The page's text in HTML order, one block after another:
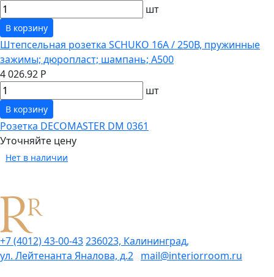
шт
В корзину
Штепсельная розетка SCHUKO 16А / 250В, пружинные
зажимы; дюропласт; шампань; A500
4 026.92 Р
шт
В корзину
Розетка DECOMASTER DM 0361
Уточняйте цену
Нет в наличии
+7 (4012) 43-00-43236023, Калининград,
ул. Лейтенанта Яналова, д.2 mail@interiorroom.ru